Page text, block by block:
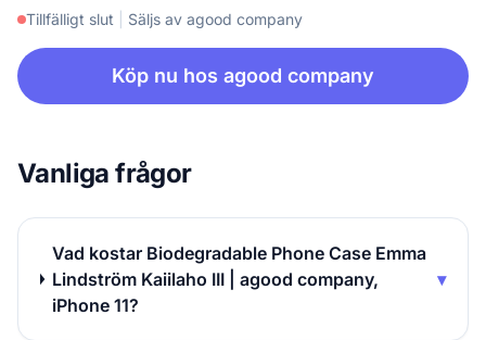
Tillfälligt slut Säljs av agood company
Köp nu hos agood company
Vanliga frågor
Vad kostar Biodegradable Phone Case Emma
Lindström Kaiilaho III | agood company,
iPhone 11?
▾